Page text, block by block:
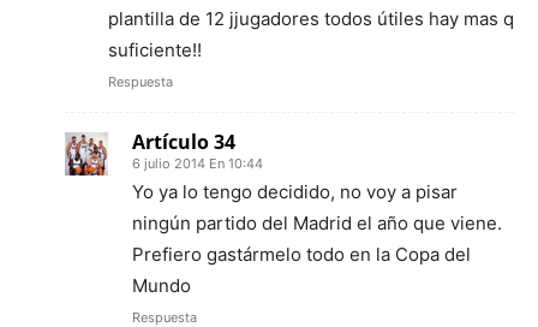
plantilla de 12 jjugadores todos útiles hay mas q
suficiente!!
Respuesta
Artículo 34
6 julio 2014 En 10:44
Yo ya lo tengo decidido, no voy a pisar
ningún partido del Madrid el año que viene.
Prefiero gastármelo todo en la Copa del
Mundo
Respuesta